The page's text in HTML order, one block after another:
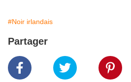
#Noir irlandais
Partager